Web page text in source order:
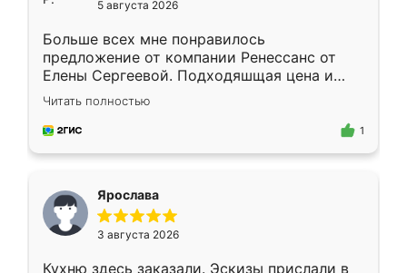
5 августа 2026
Больше всех мне понравилось
предложение от компании Ренессанс от
Елены Сергеевой. Подходяшщая цена и
короткие сроки изготовления. Приехавший
для замера сотрудник Владислав
предложил по моему эскизу самый
Читать полностью
1
Ярослава
3 августа 2026
Кухню здесь заказали. Эскизы прислали в